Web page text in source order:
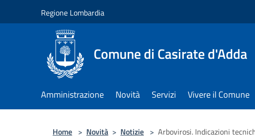
Regione Lombardia
Comune di Casirate d'Adda
Amministrazione Novità Servizi Vivere il Comune
Home > Novità > Notizie > Arbovirosi. Indicazioni